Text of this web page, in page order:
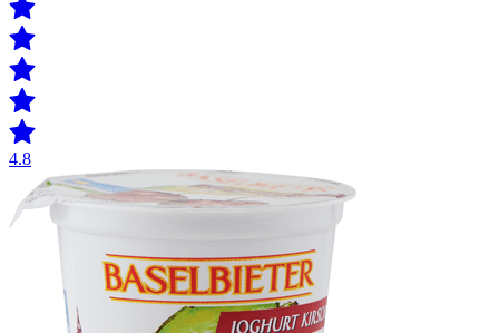
4.8